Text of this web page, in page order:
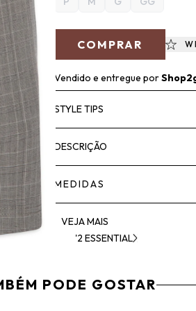
COMPRAR
Vendido e entregue por
STYLE TIPS
DESCRIÇÃO
MEDIDAS
VEJA MAIS
'2 ESSENTIAL
PODE GOSTAR